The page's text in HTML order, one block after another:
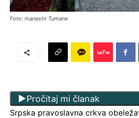
Foto: manastir Tumane
Pročitaj mi članak
Srpska pravoslavna crkva